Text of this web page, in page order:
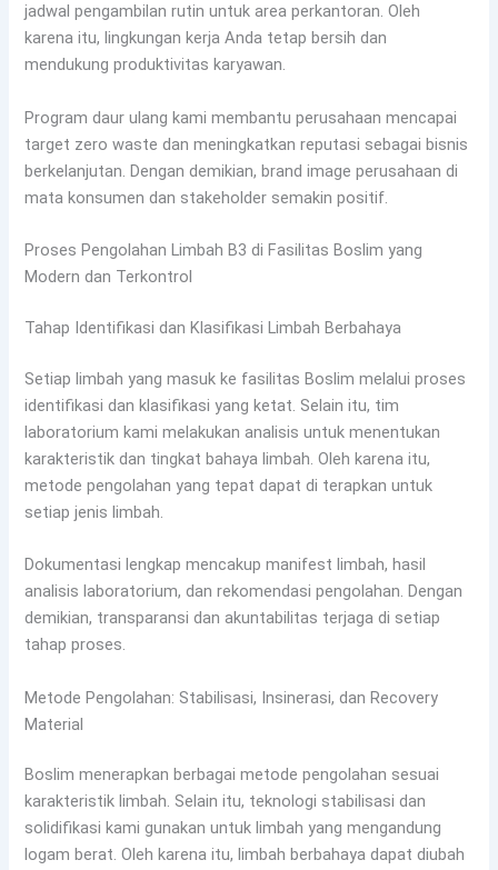
jadwal pengambilan rutin untuk area perkantoran. Oleh
karena itu, lingkungan kerja Anda tetap bersih dan
mendukung produktivitas karyawan.
Program daur ulang kami membantu perusahaan mencapai
target zero waste dan meningkatkan reputasi sebagai bisnis
berkelanjutan. Dengan demikian, brand image perusahaan di
mata konsumen dan stakeholder semakin positif.
Proses Pengolahan Limbah B3 di Fasilitas Boslim yang
Modern dan Terkontrol
Tahap Identifikasi dan Klasifikasi Limbah Berbahaya
Setiap limbah yang masuk ke fasilitas Boslim melalui proses
identifikasi dan klasifikasi yang ketat. Selain itu, tim
laboratorium kami melakukan analisis untuk menentukan
karakteristik dan tingkat bahaya limbah. Oleh karena itu,
metode pengolahan yang tepat dapat di terapkan untuk
setiap jenis limbah.
Dokumentasi lengkap mencakup manifest limbah, hasil
analisis laboratorium, dan rekomendasi pengolahan. Dengan
demikian, transparansi dan akuntabilitas terjaga di setiap
tahap proses.
Metode Pengolahan: Stabilisasi, Insinerasi, dan Recovery
Material
Boslim menerapkan berbagai metode pengolahan sesuai
karakteristik limbah. Selain itu, teknologi stabilisasi dan
solidifikasi kami gunakan untuk limbah yang mengandung
logam berat. Oleh karena itu, limbah berbahaya dapat diubah